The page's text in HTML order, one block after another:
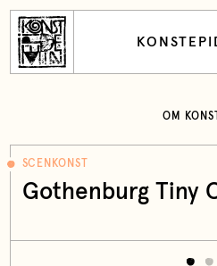
OM
SCENKONST
Gothenburg Tiny